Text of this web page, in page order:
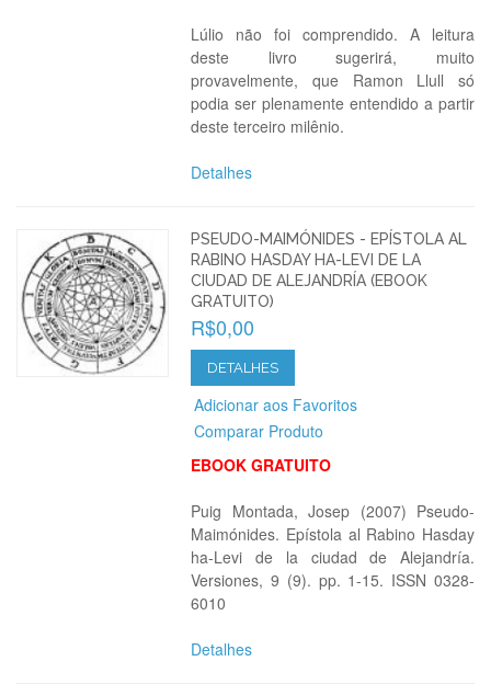
Lúlio não foi comprendido. A leitura
deste livro sugerirá, muito
provavelmente, que Ramon Llull só
podia ser plenamente entendido a partir
deste terceiro milênio.
Detalhes
PSEUDO-MAIMÓNIDES - EPÍSTOLA AL
RABINO HASDAY HA-LEVI DE LA
CIUDAD DE ALEJANDRÍA (EBOOK
GRATUITO)
R$0,00
DETALHES
Adicionar aos Favoritos
Comparar Produto
EBOOK GRATUITO
Puig Montada, Josep (2007) Pseudo-
Maimónides. Epístola al Rabino Hasday
ha-Levi de la ciudad de Alejandría.
Versiones, 9 (9). pp. 1-15. ISSN 0328-
6010
Detalhes